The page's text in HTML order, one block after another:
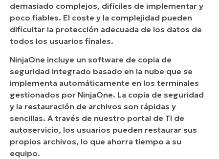
demasiado complejos, difíciles de implementar y
poco fiables. El coste y la complejidad pueden
dificultar la protección adecuada de los datos de
todos los usuarios finales.
NinjaOne incluye un software de copia de
seguridad integrado basado en la nube que se
implementa automáticamente en los terminales
gestionados por NinjaOne. La copia de seguridad
y la restauración de archivos son rápidas y
sencillas. A través de nuestro portal de TI de
autoservicio, los usuarios pueden restaurar sus
propios archivos, lo que ahorra tiempo a su
equipo.